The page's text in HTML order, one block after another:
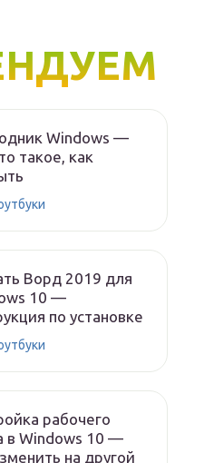
Windows —
такое, как
Ворд 2019 для
10 —
по установке
рабочего
в Windows 10 —
на другой